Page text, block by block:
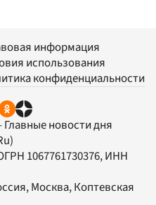
информация
использования
конфиденциальности
Главные новости дня
1067761730376, ИНН
Москва, Коптевская